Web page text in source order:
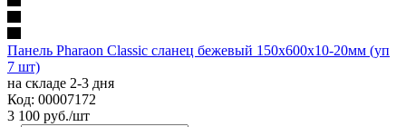
Панель Pharaon Classic сланец бежевый 150х600х10-20мм (уп
7 шт)
на складе 2-3 дня
Код: 00007172
3 100 руб./шт